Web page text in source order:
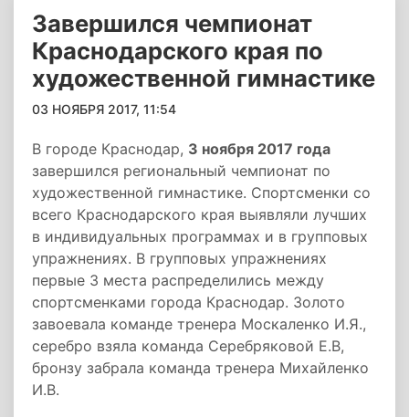
Завершился чемпионат
Краснодарского края по
художественной гимнастике
03 НОЯБРЯ 2017, 11:54
В городе Краснодар, 3 ноября 2017 года
завершился региональный чемпионат по
художественной гимнастике. Спортсменки со
всего Краснодарского края выявляли лучших
в индивидуальных программах и в групповых
упражнениях. В групповых упражнениях
первые 3 места распределились между
спортсменками города Краснодар. Золото
завоевала команде тренера Москаленко И.Я.,
серебро взяла команда Серебряковой Е.В,
бронзу забрала команда тренера Михайленко
И.В.